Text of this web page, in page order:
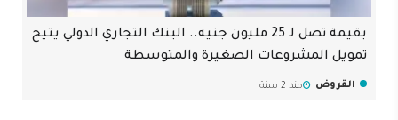
بقيمة تصل لـ 25 مليون جنيه.. البنك التجاري الدولي يتيح
تمويل المشروعات الصغيرة والمتوسطة
القروض منذ 2 سنة